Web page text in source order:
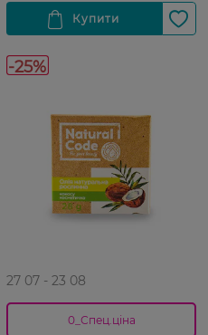
-25%
27 07 - 23 08
0_Спец.ціна